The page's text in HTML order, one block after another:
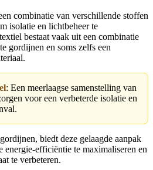
combinatie van verschillende stoffen
isolatie en lichtbeheer te
bestaat vaak uit een combinatie
gordijnen en soms zelfs een
: Een meerlaagse samenstelling van
voor een verbeterde isolatie en
biedt deze gelaagde aanpak
energie-efficiëntie te maximaliseren en
te verbeteren.